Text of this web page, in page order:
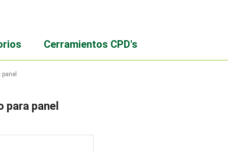
Cerramientos CPD's
panel